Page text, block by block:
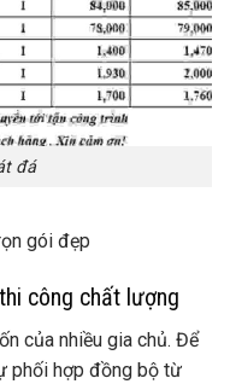
đá
gói đẹp
công chất lượng
của nhiều gia chủ. Để
phối hợp đồng bộ từ